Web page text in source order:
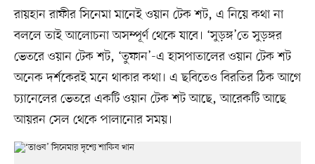
রায়হান রাফীর সিনেমা মানেই ওয়ান টেক শট, এ নিয়ে কথা না
বললে তাই আলোচনা অসম্পূর্ণ থেকে যাবে। ‘সুড়ঙ্গ’তে সুড়ঙ্গর
ভেতরে ওয়ান টেক শট, ‘তুফান’-এ হাসপাতালের ওয়ান টেক শট
অনেক দর্শকেরই মনে থাকার কথা। এ ছবিতেও বিরতির ঠিক আগে
চ্যানেলের ভেতরে একটি ওয়ান টেক শট আছে, আরেকটি আছে
আয়রন সেল থেকে পালানোর সময়।